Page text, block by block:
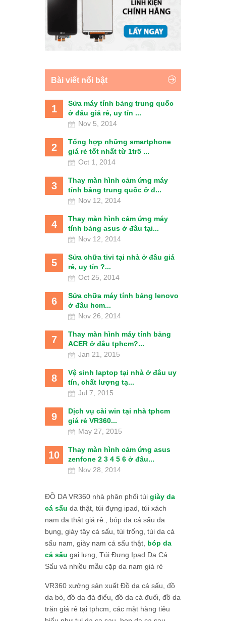
Bài viết nổi bật
1
Sửa máy tính bảng trung quốc
ở đâu giá rẻ, uy tín ...
Nov 5, 2014
2
Tổng hợp những smartphone
giá rẻ tốt nhất từ 1tr5 ...
Oct 1, 2014
3
Thay màn hình cảm ứng máy
tính bảng trung quốc ở đ...
Nov 12, 2014
4
Thay màn hình cảm ứng máy
tính bảng asus ở đâu tại...
Nov 12, 2014
5
Sửa chữa tivi tại nhà ở đâu giá
rẻ, uy tín ?...
Oct 25, 2014
6
Sửa chữa máy tính bảng lenovo
ở đâu hcm...
Nov 26, 2014
7
Thay màn hình máy tính bảng
ACER ở đâu tphcm?...
Jan 21, 2015
8
Vệ sinh laptop tại nhà ở đâu uy
tín, chất lượng tạ...
Jul 7, 2015
9
Dịch vụ cài win tại nhà tphcm
giá rẻ VR360...
May 27, 2015
10
Thay màn hình cảm ứng asus
zenfone 2 3 4 5 6 ở đâu...
Nov 28, 2014
ĐỒ DA VR360 nhà phân phối túi giày da
cá sấu da thật, túi đựng ipad, túi xách
nam da thật giá rẻ., bóp da cá sấu da
bụng, giày tây cá sấu, túi trống, túi da cá
sấu nam, giày nam cá sấu thật, bóp da
cá sấu gai lưng, Túi Đựng Ipad Da Cá
Sấu và nhiều mẫu cặp da nam giá rẻ
VR360 xưởng sản xuất Đồ da cá sấu, đồ
da bò, đồ da đà điểu, đồ da cá đuối, đồ da
trăn giá rẻ tại tphcm, các mặt hàng tiêu